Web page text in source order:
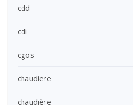
cdd
cdi
cgos
chaudiere
chaudière